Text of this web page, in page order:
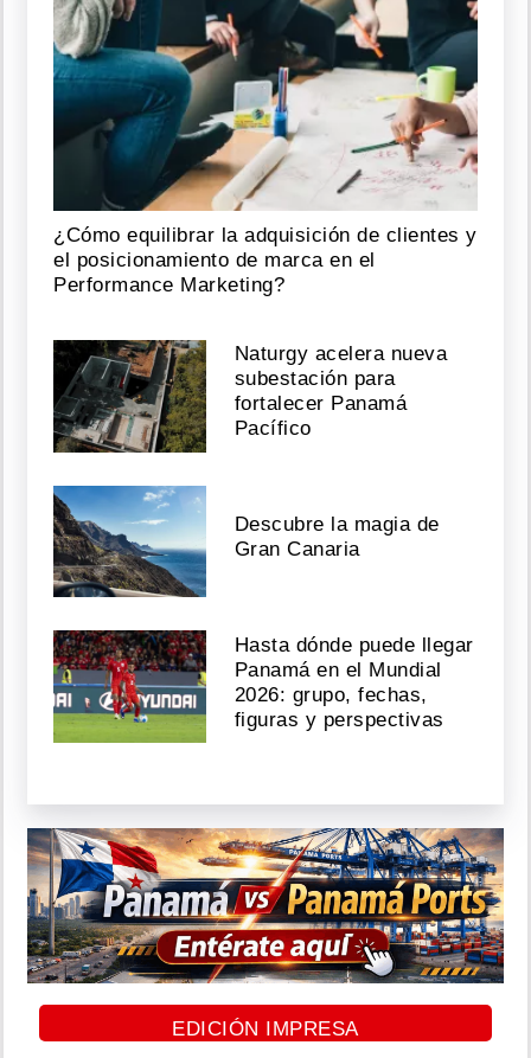
¿Cómo equilibrar la adquisición de clientes y
el posicionamiento de marca en el
Performance Marketing?
Naturgy acelera nueva
subestación para
fortalecer Panamá
Pacífico
Descubre la magia de
Gran Canaria
Hasta dónde puede llegar
Panamá en el Mundial
2026: grupo, fechas,
figuras y perspectivas
EDICIÓN IMPRESA